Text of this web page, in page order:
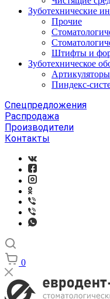
Зуботехнические
Прочие
Штифты и
Зуботехническое
Артикуляторы
Пиндекс-
Спецпредложения
Распродажа
Производители
Контакты
0